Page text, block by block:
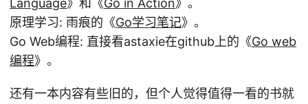
原理学习: 雨痕的《Go学习笔记》。
Go Web编程: 直接看astaxie在github上的《Go web
编程》。
还有一本内容有些旧的，但个人觉得值得一看的书就